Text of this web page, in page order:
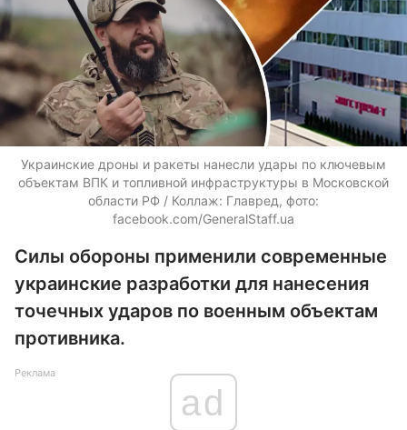
Украинские дроны и ракеты нанесли удары по ключевым
объектам ВПК и топливной инфраструктуры в Московской
области РФ / Коллаж: Главред, фото:
facebook.com/GeneralStaff.ua
Силы обороны применили современные
украинские разработки для нанесения
точечных ударов по военным объектам
противника.
Реклама
ad